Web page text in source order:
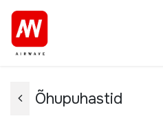
Õhupuhastid